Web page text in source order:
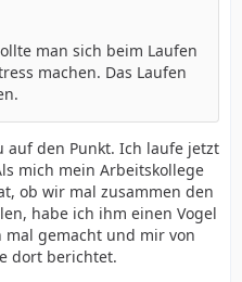
man sich beim Laufen
machen. Das Laufen
auf den Punkt. Ich laufe jetzt
mich mein Arbeitskollege
ob wir mal zusammen den
habe ich ihm einen Vogel
mal gemacht und mir von
dort berichtet.